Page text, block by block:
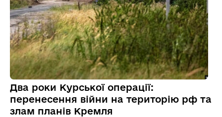
Два роки Курської операції:
перенесення війни на територію рф та
злам планів Кремля